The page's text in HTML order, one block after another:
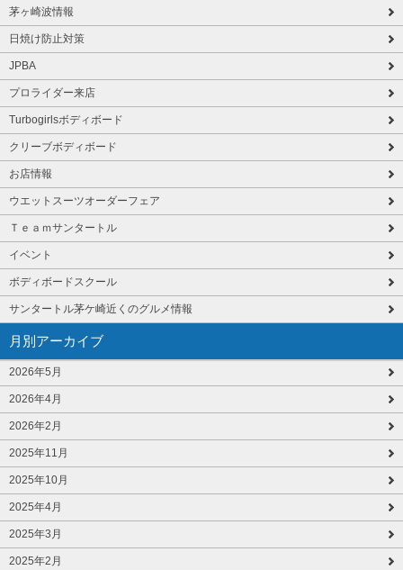
茅ヶ崎波情報
日焼け防止対策
JPBA
プロライダー来店
Turbogirlsボディボード
クリーブボディボード
お店情報
ウエットスーツオーダーフェア
Ｔｅａｍサンタートル
イベント
ボディボードスクール
サンタートル茅ケ崎近くのグルメ情報
月別アーカイブ
2026年5月
2026年4月
2026年2月
2025年11月
2025年10月
2025年4月
2025年3月
2025年2月